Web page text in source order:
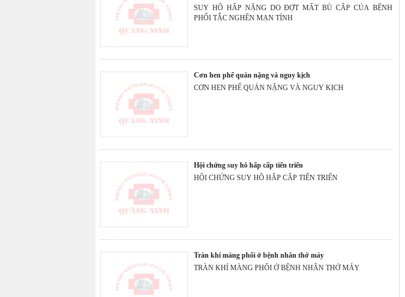
SUY HÔ HẤP NẶNG DO ĐỢT MẤT BÙ CẤP CỦA BỆNH
PHỔI TẮC NGHẼN MẠN TÍNH
cơn hen phế quản nặng và nguy kịch
CƠN HEN PHẾ QUẢN NẶNG VÀ NGUY KỊCH
hội chứng suy hô hấp cấp tiến triển
HỘI CHỨNG SUY HÔ HẤP CẤP TIẾN TRIỂN
tràn khí màng phổi ở bệnh nhân thở máy
TRÀN KHÍ MÀNG PHỔI Ở BỆNH NHÂN THỞ MÁY